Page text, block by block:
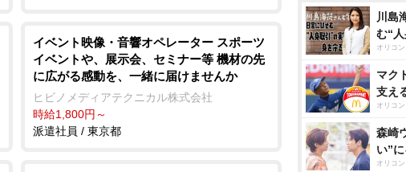
イベント映像・音響オペレーター スポーツ
イベントや、展示会、セミナー等 機材の先
に広がる感動を、一緒に届けませんか
ヒビノメディアテクニカル株式会社
時給1,800円～
派遣社員 / 東京都
川島
む“
オリコ
マク
支え
オリコ
森崎
い”
オリコ